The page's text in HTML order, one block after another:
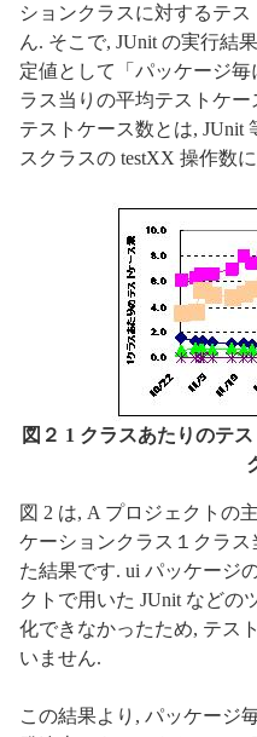
ションクラスに対するテ
ん. そこで, JUnit の実行結
定値として「パッケージ
ラス当りの平均テストケ
テストケース数とは, JUnit
スクラスの testXX 操作数
図２ 1 クラスあたりのテ
図 2 は, A プロジェクトの
ケーションクラス１クラ
た結果です. ui パッケージ
クトで用いた JUnit などの
化できなかったため, テス
いません.
この結果より, パッケージ